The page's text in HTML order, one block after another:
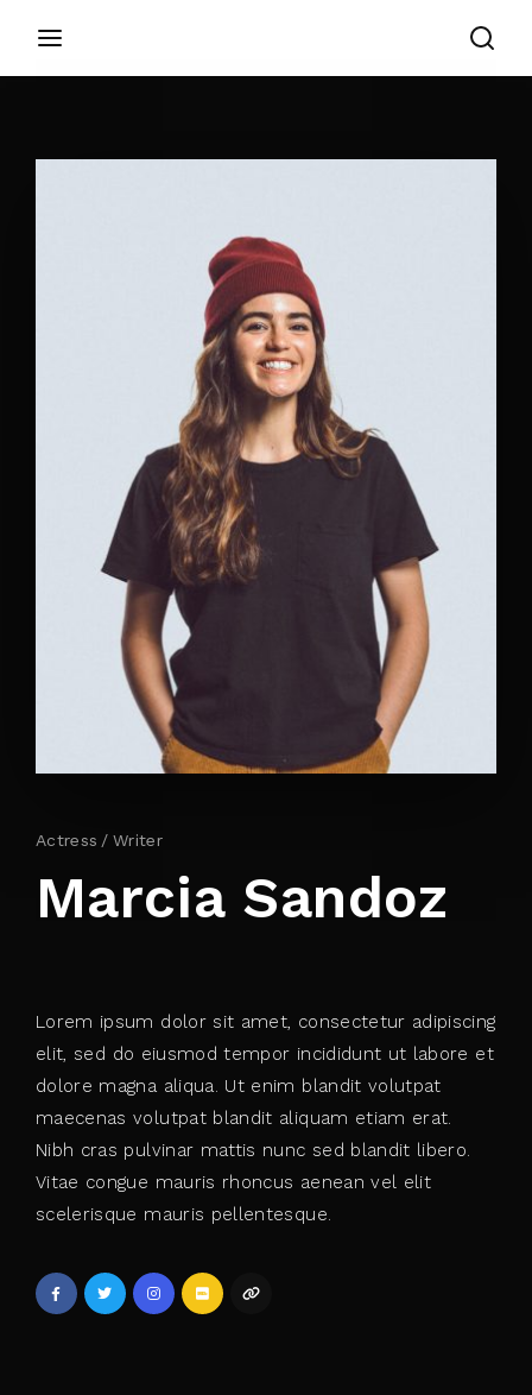
Actress Writer
Marcia Sandoz
Lorem ipsum dolor sit amet, consectetur adipiscing
elit, sed do eiusmod tempor incididunt ut labore et
dolore magna aliqua. Ut enim blandit volutpat
maecenas volutpat blandit aliquam etiam erat.
Nibh cras pulvinar mattis nunc sed blandit libero.
Vitae congue mauris rhoncus aenean vel elit
scelerisque mauris pellentesque.
fermer
SIGN IN
Remember Me
By signing in, you agree to
our terms and
conditions
and our